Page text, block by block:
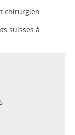
chirurgien
suisses à